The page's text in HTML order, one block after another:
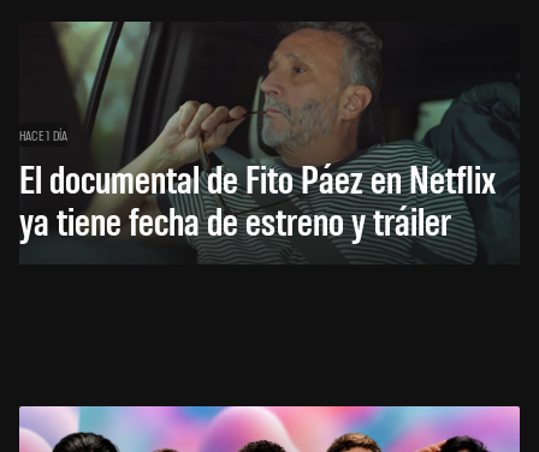
HACE 1 DÍA
El documental de Fito Páez en Netflix
ya tiene fecha de estreno y tráiler